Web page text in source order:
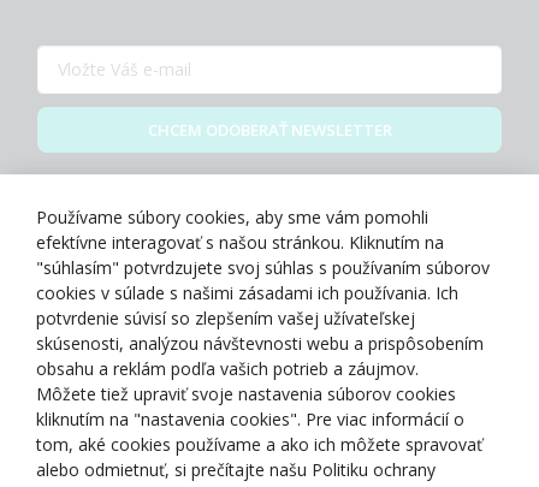
CHCEM ODOBERAŤ NEWSLETTER
O NÁS
NAKUPOVANIE
ZÁKAZNÍCKA ZÓNA
Používame súbory cookies, aby sme vám pomohli
efektívne interagovať s našou stránkou. Kliknutím na
"súhlasím" potvrdzujete svoj súhlas s používaním súborov
cookies v súlade s našimi zásadami ich používania. Ich
potvrdenie súvisí so zlepšením vašej užívateľskej
skúsenosti, analýzou návštevnosti webu a prispôsobením
obsahu a reklám podľa vašich potrieb a záujmov.
Môžete tiež upraviť svoje nastavenia súborov cookies
kliknutím na "nastavenia cookies". Pre viac informácií o
tom, aké cookies používame a ako ich môžete spravovať
alebo odmietnuť, si prečítajte našu Politiku ochrany